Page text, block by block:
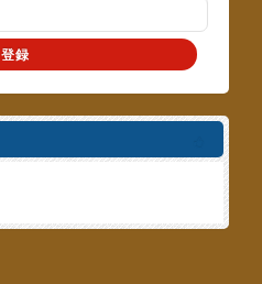
登録